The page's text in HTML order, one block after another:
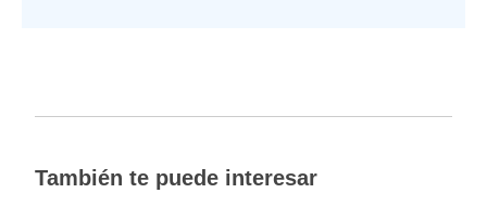
También te puede interesar